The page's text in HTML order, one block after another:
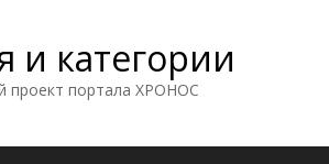
и категории
проект портала ХРОНОС